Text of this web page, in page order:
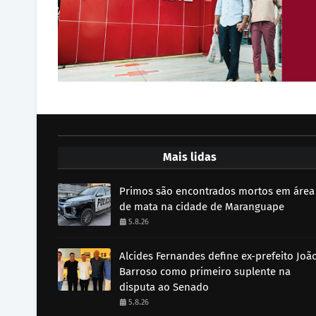
Mais lidas
Primos são encontrados mortos em área
de mata na cidade de Maranguape
5.8.26
Alcides Fernandes define ex-prefeito
Barroso como primeiro suplente na
disputa ao Senado
5.8.26